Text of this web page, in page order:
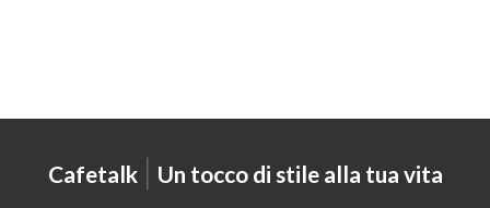
Cafetalk | Un tocco di stile alla tua vita